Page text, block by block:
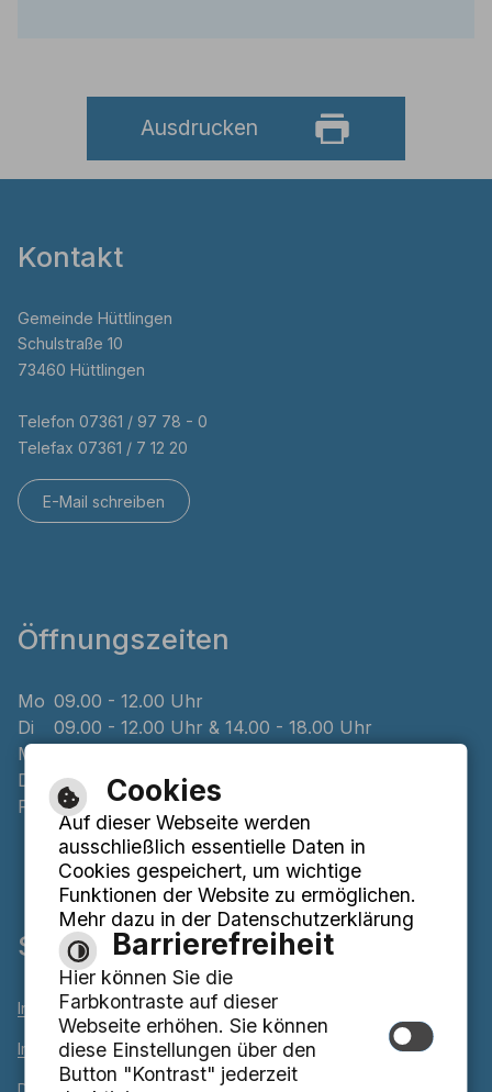
Ausdrucken
Kontakt
Gemeinde Hüttlingen
Schulstraße 10
73460 Hüttlingen
Telefon 07361 / 97 78 - 0
Telefax 07361 / 7 12 20
E-Mail schreiben
Öffnungszeiten
Mo 09.00 - 12.00 Uhr
Di
09.00 - 12.00 Uhr & 14.00 - 18.00 Uhr
Mi
Do
08.00 - 12.00 Uhr & 14.00 - 16.00 Uhr
Fr
09.00 - 12.00 Uhr
Service
Inhaltsverzeichnis
Impressum
Cookies
Auf dieser Webseite werden
ausschließlich essentielle Daten in
Cookies gespeichert, um wichtige
Funktionen der Website zu ermöglichen.
Mehr dazu in der Datenschutzerklärung
Barrierefreiheit
Hier können Sie die
Farbkontraste auf dieser
Webseite erhöhen. Sie können
diese Einstellungen über den
Button "Kontrast" jederzeit